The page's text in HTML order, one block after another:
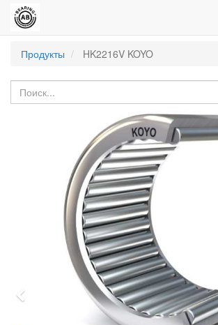
Продукты
HK2216V KOYO